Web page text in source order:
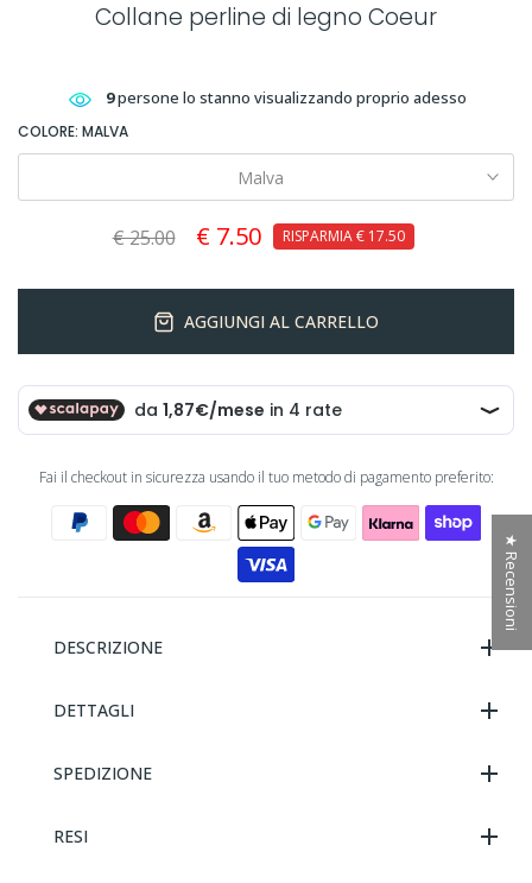
Collane perline di legno Coeur
9persone lo stanno visualizzando proprio adesso
COLORE: MALVA
Malva
€ 25.00 € 7.50 RISPARMIA€ 17.50
AGGIUNGI AL CARRELLO
Fai il checkout in sicurezza usando il tuo metodo di pagamento preferito:
DESCRIZIONE
DETTAGLI
SPEDIZIONE
RESI
★ Recensioni